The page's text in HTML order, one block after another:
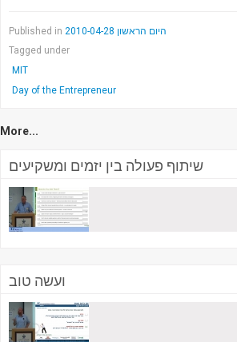
Published in
היום הראשון 2010-04-28
Tagged under
MIT
Day of the Entrepreneur
More...
שיתוף פעולה בין יזמים ומשקיעים
ועשה טוב